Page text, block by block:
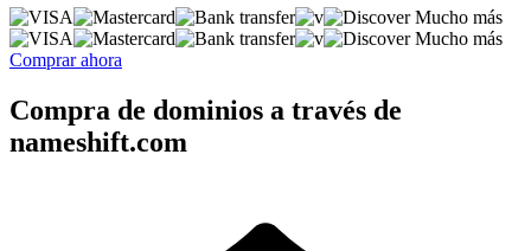
Mucho más
Mucho más
Comprar ahora
Compra de dominios a través de
nameshift.com